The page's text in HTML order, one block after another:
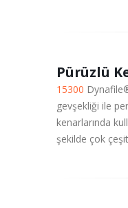
Pürüzlü
15300
gevşekliği ile
kenarlarında
şekilde çok